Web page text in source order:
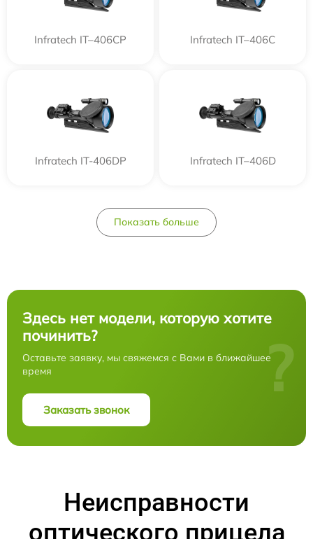
Infratech IT–406СP Infratech IT–406С
Infratech IT-406DP Infratech IT–406D
Показать больше
Здесь нет модели, которую хотите
починить?
Оставьте заявку, мы свяжемся с Вами в ближайшее
время
Заказать звонок
?
Неисправности
оптического прицела